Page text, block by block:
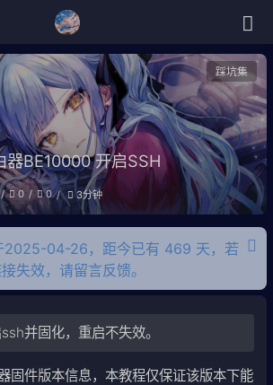
踩坑集
BE10000 开启SSH
0 0 3分钟
2025-04-26，距今已有 469 天，若
失效，请留言反馈。
并固化，重启不失效。
固件版本信息，本教程仅保证该版本下能